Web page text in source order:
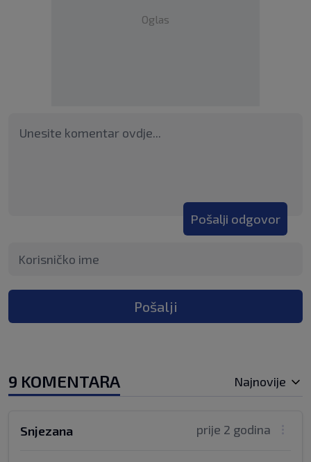
Oglas
Pošalji odgovor
Pošalji
9 KOMENTARA Najnovije
prije 2 godina
Snjezana